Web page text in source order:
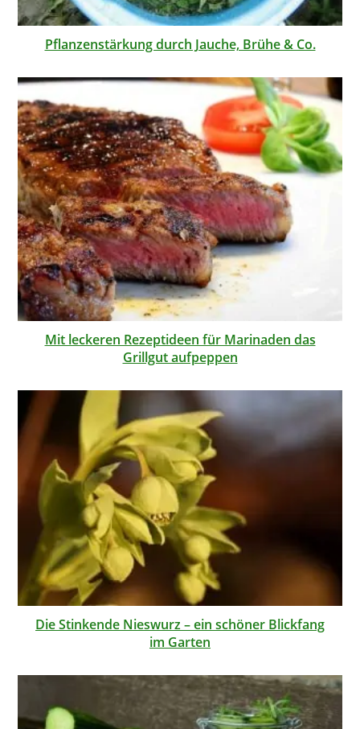
Pflanzenstärkung durch Jauche, Brühe & Co.
Mit leckeren Rezeptideen für Marinaden das
Grillgut aufpeppen
Die Stinkende Nieswurz – ein schöner Blickfang
im Garten